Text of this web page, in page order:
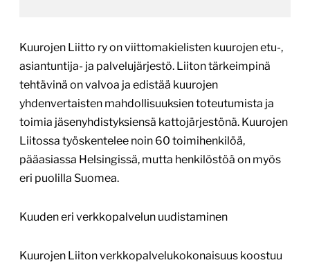
Kuurojen Liitto ry on viittomakielisten kuurojen etu-,
asiantuntija- ja palvelujärjestö. Liiton tärkeimpinä
tehtävinä on valvoa ja edistää kuurojen
yhdenvertaisten mahdollisuuksien toteutumista ja
toimia jäsenyhdistyksiensä kattojärjestönä. Kuurojen
Liitossa työskentelee noin 60 toimihenkilöä,
pääasiassa Helsingissä, mutta henkilöstöä on myös
eri puolilla Suomea.
Kuuden eri verkkopalvelun uudistaminen
Kuurojen Liiton verkkopalvelukokonaisuus koostuu